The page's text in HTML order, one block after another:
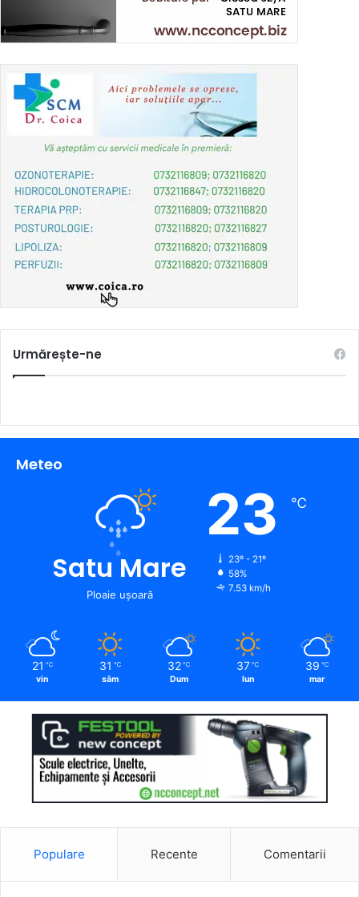
Urmărește-ne
Meteo
Satu Mare
Ploaie ușoară
23 ℃
23º - 21º
58%
7.53 km/h
21 ℃
vin
31 ℃
sâm
32 ℃
Dum
37 ℃
lun
39 ℃
mar
Populare Recente Comentarii